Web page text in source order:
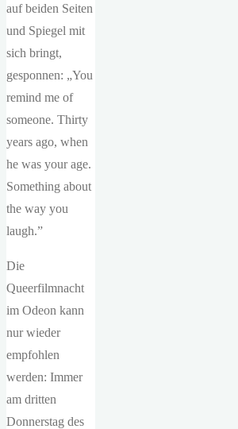
auf beiden Seiten
und Spiegel mit
sich bringt,
gesponnen: „You
remind me of
someone. Thirty
years ago, when
he was your age.
Something about
the way you
laugh.”
Die
Queerfilmnacht
im Odeon kann
nur wieder
empfohlen
werden: Immer
am dritten
Donnerstag des